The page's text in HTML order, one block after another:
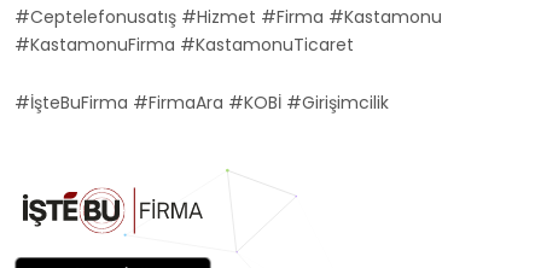
#Ceptelefonusatış #Hizmet #Firma #Kastamonu
#KastamonuFirma #KastamonuTicaret
#İşteBuFirma #FirmaAra #KOBİ #Girişimcilik